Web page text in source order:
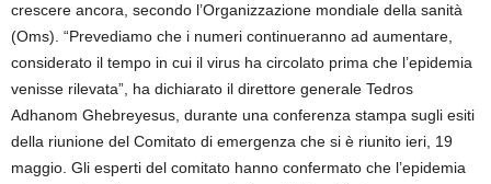
crescere ancora, secondo l’Organizzazione mondiale della sanità
(Oms). “Prevediamo che i numeri continueranno ad aumentare,
considerato il tempo in cui il virus ha circolato prima che l’epidemia
venisse rilevata”, ha dichiarato il direttore generale Tedros
Adhanom Ghebreyesus, durante una conferenza stampa sugli esiti
della riunione del Comitato di emergenza che si è riunito ieri, 19
maggio. Gli esperti del comitato hanno confermato che l’epidemia